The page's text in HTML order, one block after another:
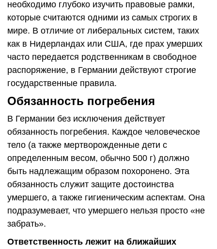
необходимо глубоко изучить правовые рамки,
которые считаются одними из самых строгих в
мире. В отличие от либеральных систем, таких
как в Нидерландах или США, где прах умерших
часто передается родственникам в свободное
распоряжение, в Германии действуют строгие
государственные правила.
Обязанность погребения
В Германии без исключения действует
обязанность погребения. Каждое человеческое
тело (а также мертворожденные дети с
определенным весом, обычно 500 г) должно
быть надлежащим образом похоронено. Эта
обязанность служит защите достоинства
умершего, а также гигиеническим аспектам. Она
подразумевает, что умершего нельзя просто «не
забрать».
Ответственность лежит на ближайших